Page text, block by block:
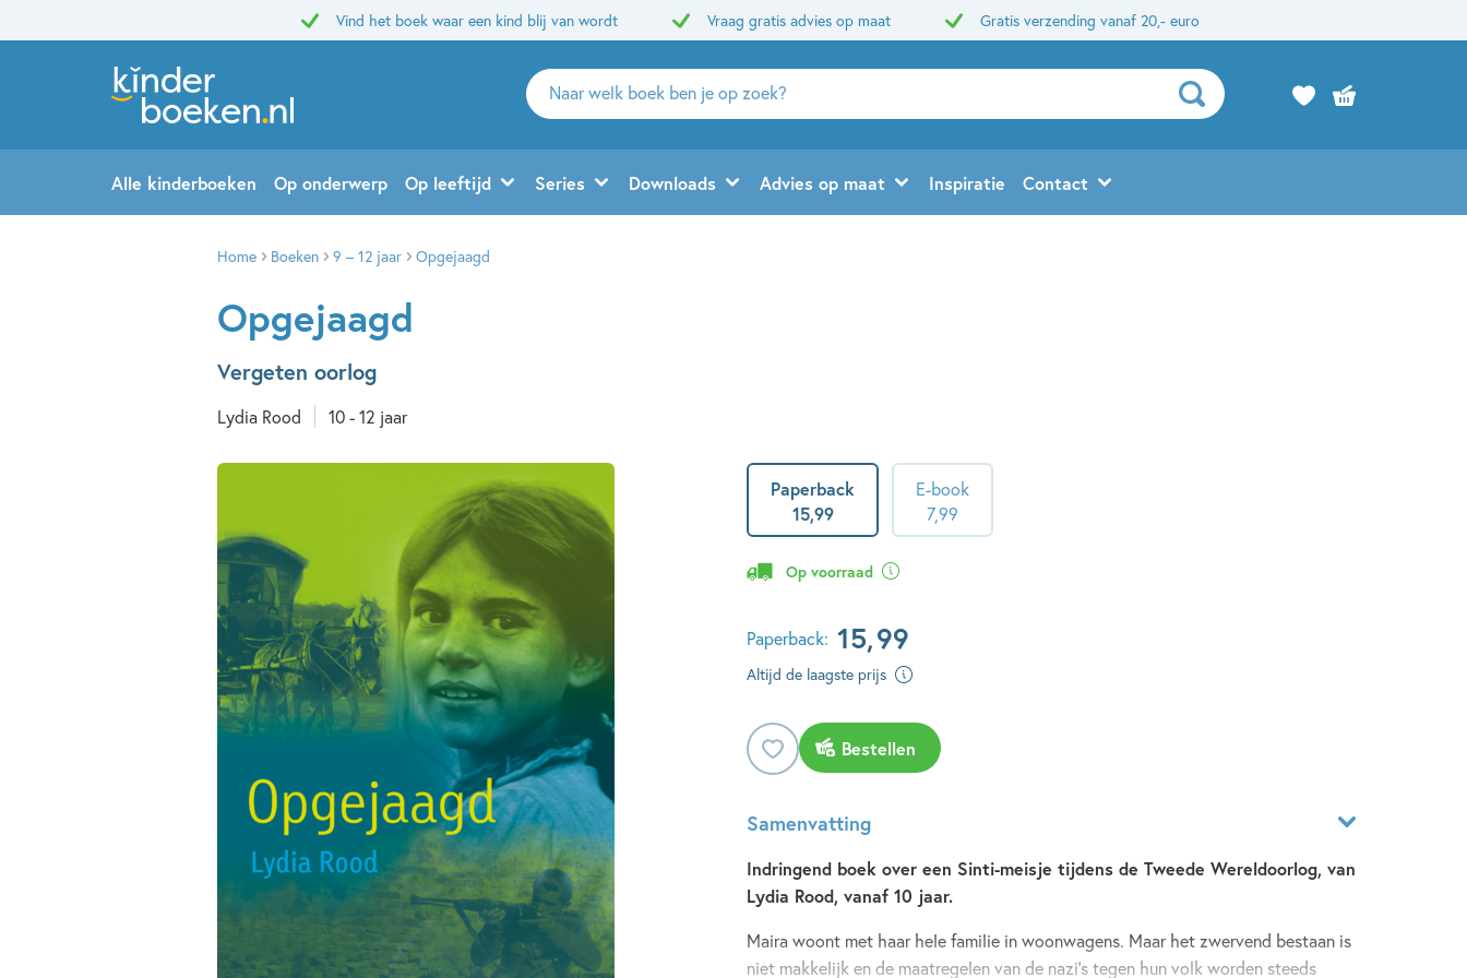
Vind het boek waar een kind blij van wordt Vraag gratis advies op maat Gratis verzending vanaf 20,- euro
Zoeken
naar
en
uitgevers
Alle kinderboeken Op onderwerp Op leeftijd Series Downloads Advies op maat Inspiratie Contact
Home Boeken 9 – 12 jaar Opgejaagd
Opgejaagd
Vergeten oorlog
Lydia Rood 10 - 12 jaar
Paperback
15,99
E-book
7,99
Op voorraad
Paperback: 15,99
Altijd de laagste prijs
Bestellen
Samenvatting
Indringend boek over een Sinti-meisje tijdens de Tweede Wereldoorlog, van
Lydia Rood, vanaf 10 jaar.
Maira woont met haar hele familie in woonwagens. Maar het zwervend bestaan is
niet makkelijk en de maatregelen van de nazi’s tegen hun volk worden steeds